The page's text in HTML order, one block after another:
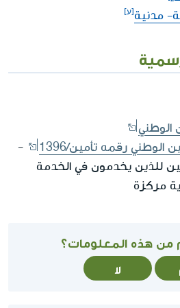
مدنية
الوطني
رقمه تأمين/1396
-
للذين يخدمون في الخدمة
مركزة
من هذه المعلومات؟
لا